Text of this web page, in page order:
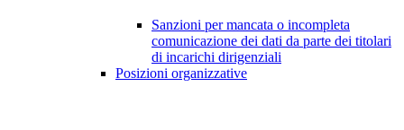
Sanzioni per mancata o incompleta
comunicazione dei dati da parte dei titolari
di incarichi dirigenziali
Posizioni organizzative